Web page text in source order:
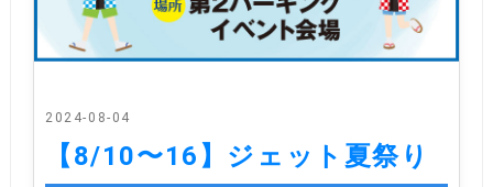
2024-08-04
【8/10〜16】ジェット夏祭り